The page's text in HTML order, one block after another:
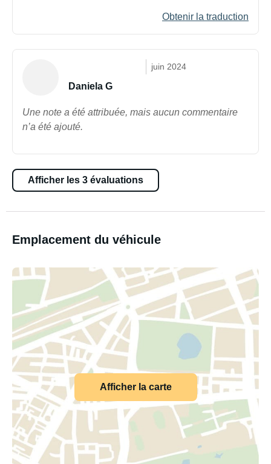
Obtenir la traduction
juin 2024
Daniela G
Une note a été attribuée, mais aucun commentaire
n’a été ajouté.
Afficher les 3 évaluations
Emplacement du véhicule
Afficher la carte